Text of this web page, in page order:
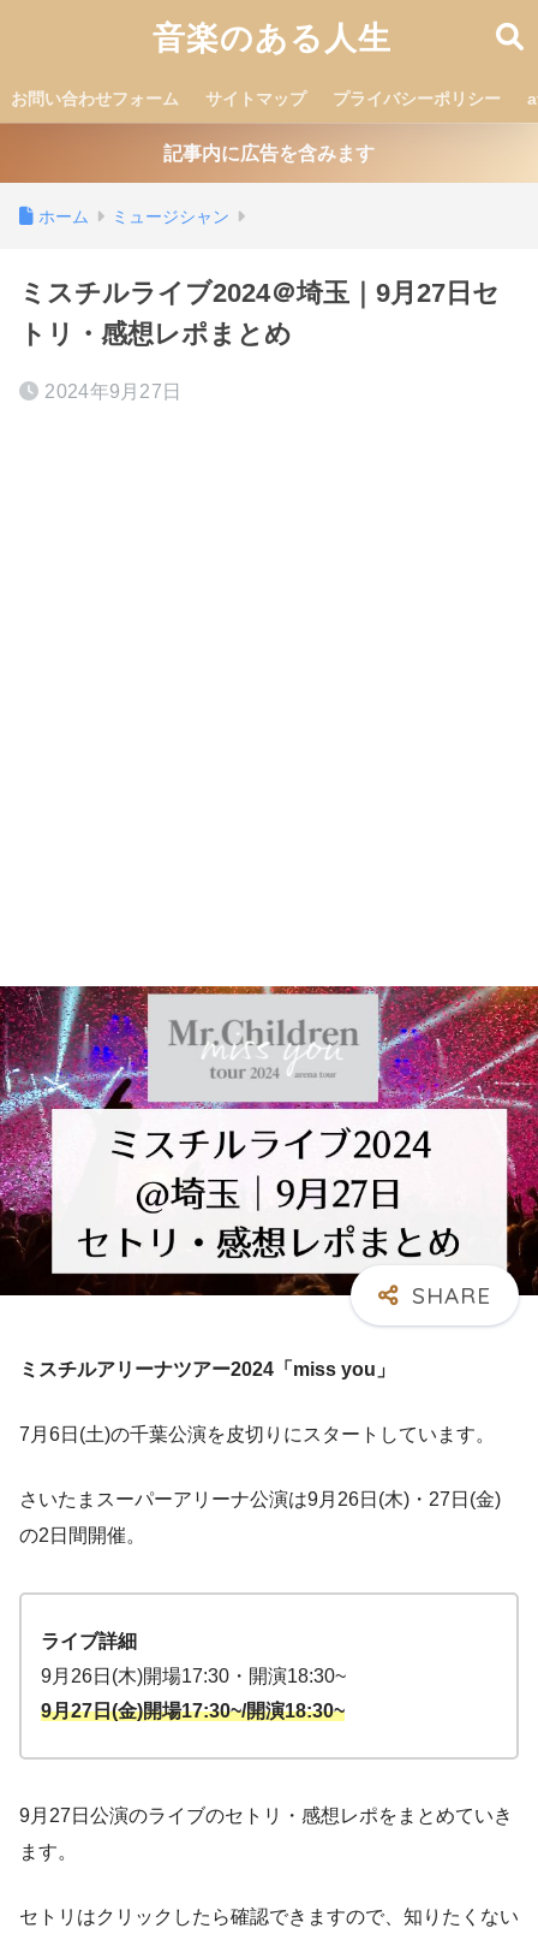
音楽のある人生
お問い合わせフォーム サイトマップ プライバシーポリシー
記事内に広告を含みます
ホーム ミュージシャン
ミスチルライブ2024＠埼玉｜9月27日セ
トリ・感想レポまとめ
2024年9月27日
ミスチルアリーナツアー2024「miss you」
7月6日(土)の千葉公演を皮切りにスタートしています。
さいたまスーパーアリーナ公演は9月26日(木)・27日(金)
の2日間開催。
ライブ詳細
9月26日(木)開場17:30・開演18:30~
9月27日(金)開場17:30~/開演18:30~
9月27日公演のライブのセトリ・感想レポをまとめていき
ます。
セトリはクリックしたら確認できますので、知りたくない